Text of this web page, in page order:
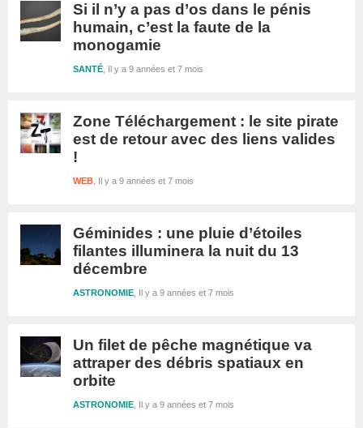
Si il n’y a pas d’os dans le pénis
humain, c’est la faute de la
monogamie
Il y a 9 années et 7 mois
SANTÉ
Zone Téléchargement : le site pirate
est de retour avec des liens valides
!
Il y a 9 années et 7 mois
WEB
Géminides : une pluie d’étoiles
filantes illuminera la nuit du 13
décembre
Il y a 9 années et 7 mois
ASTRONOMIE
Un filet de pêche magnétique va
attraper des débris spatiaux en
orbite
Il y a 9 années et 7 mois
ASTRONOMIE